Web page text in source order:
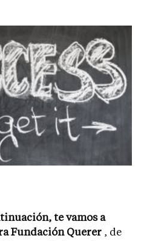
te vamos a
Fundación Querer , de